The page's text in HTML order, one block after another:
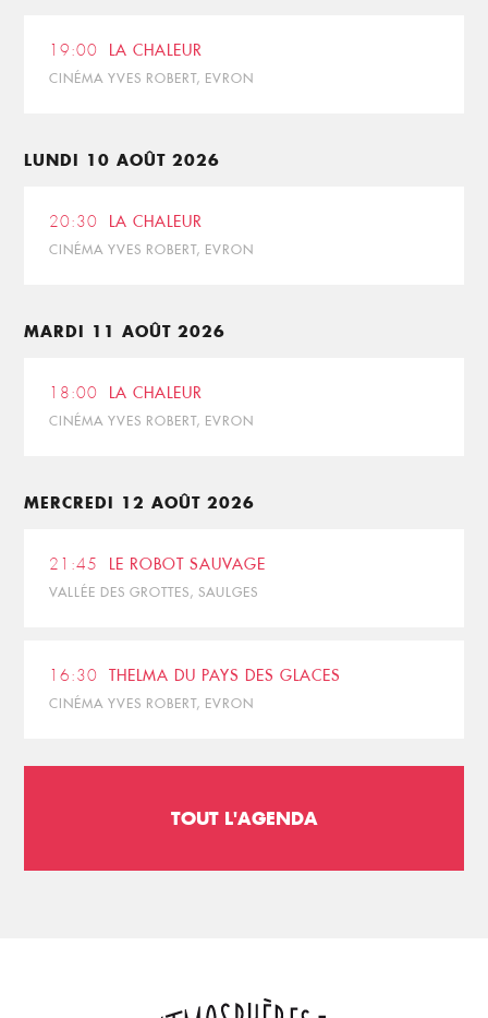
19:00 LA CHALEUR
CINÉMA YVES ROBERT, EVRON
LUNDI 10 AOÛT 2026
20:30 LA CHALEUR
CINÉMA YVES ROBERT, EVRON
MARDI 11 AOÛT 2026
18:00 LA CHALEUR
CINÉMA YVES ROBERT, EVRON
MERCREDI 12 AOÛT 2026
21:45 LE ROBOT SAUVAGE
VALLÉE DES GROTTES, SAULGES
16:30 THELMA DU PAYS DES GLACES
CINÉMA YVES ROBERT, EVRON
TOUT L'AGENDA